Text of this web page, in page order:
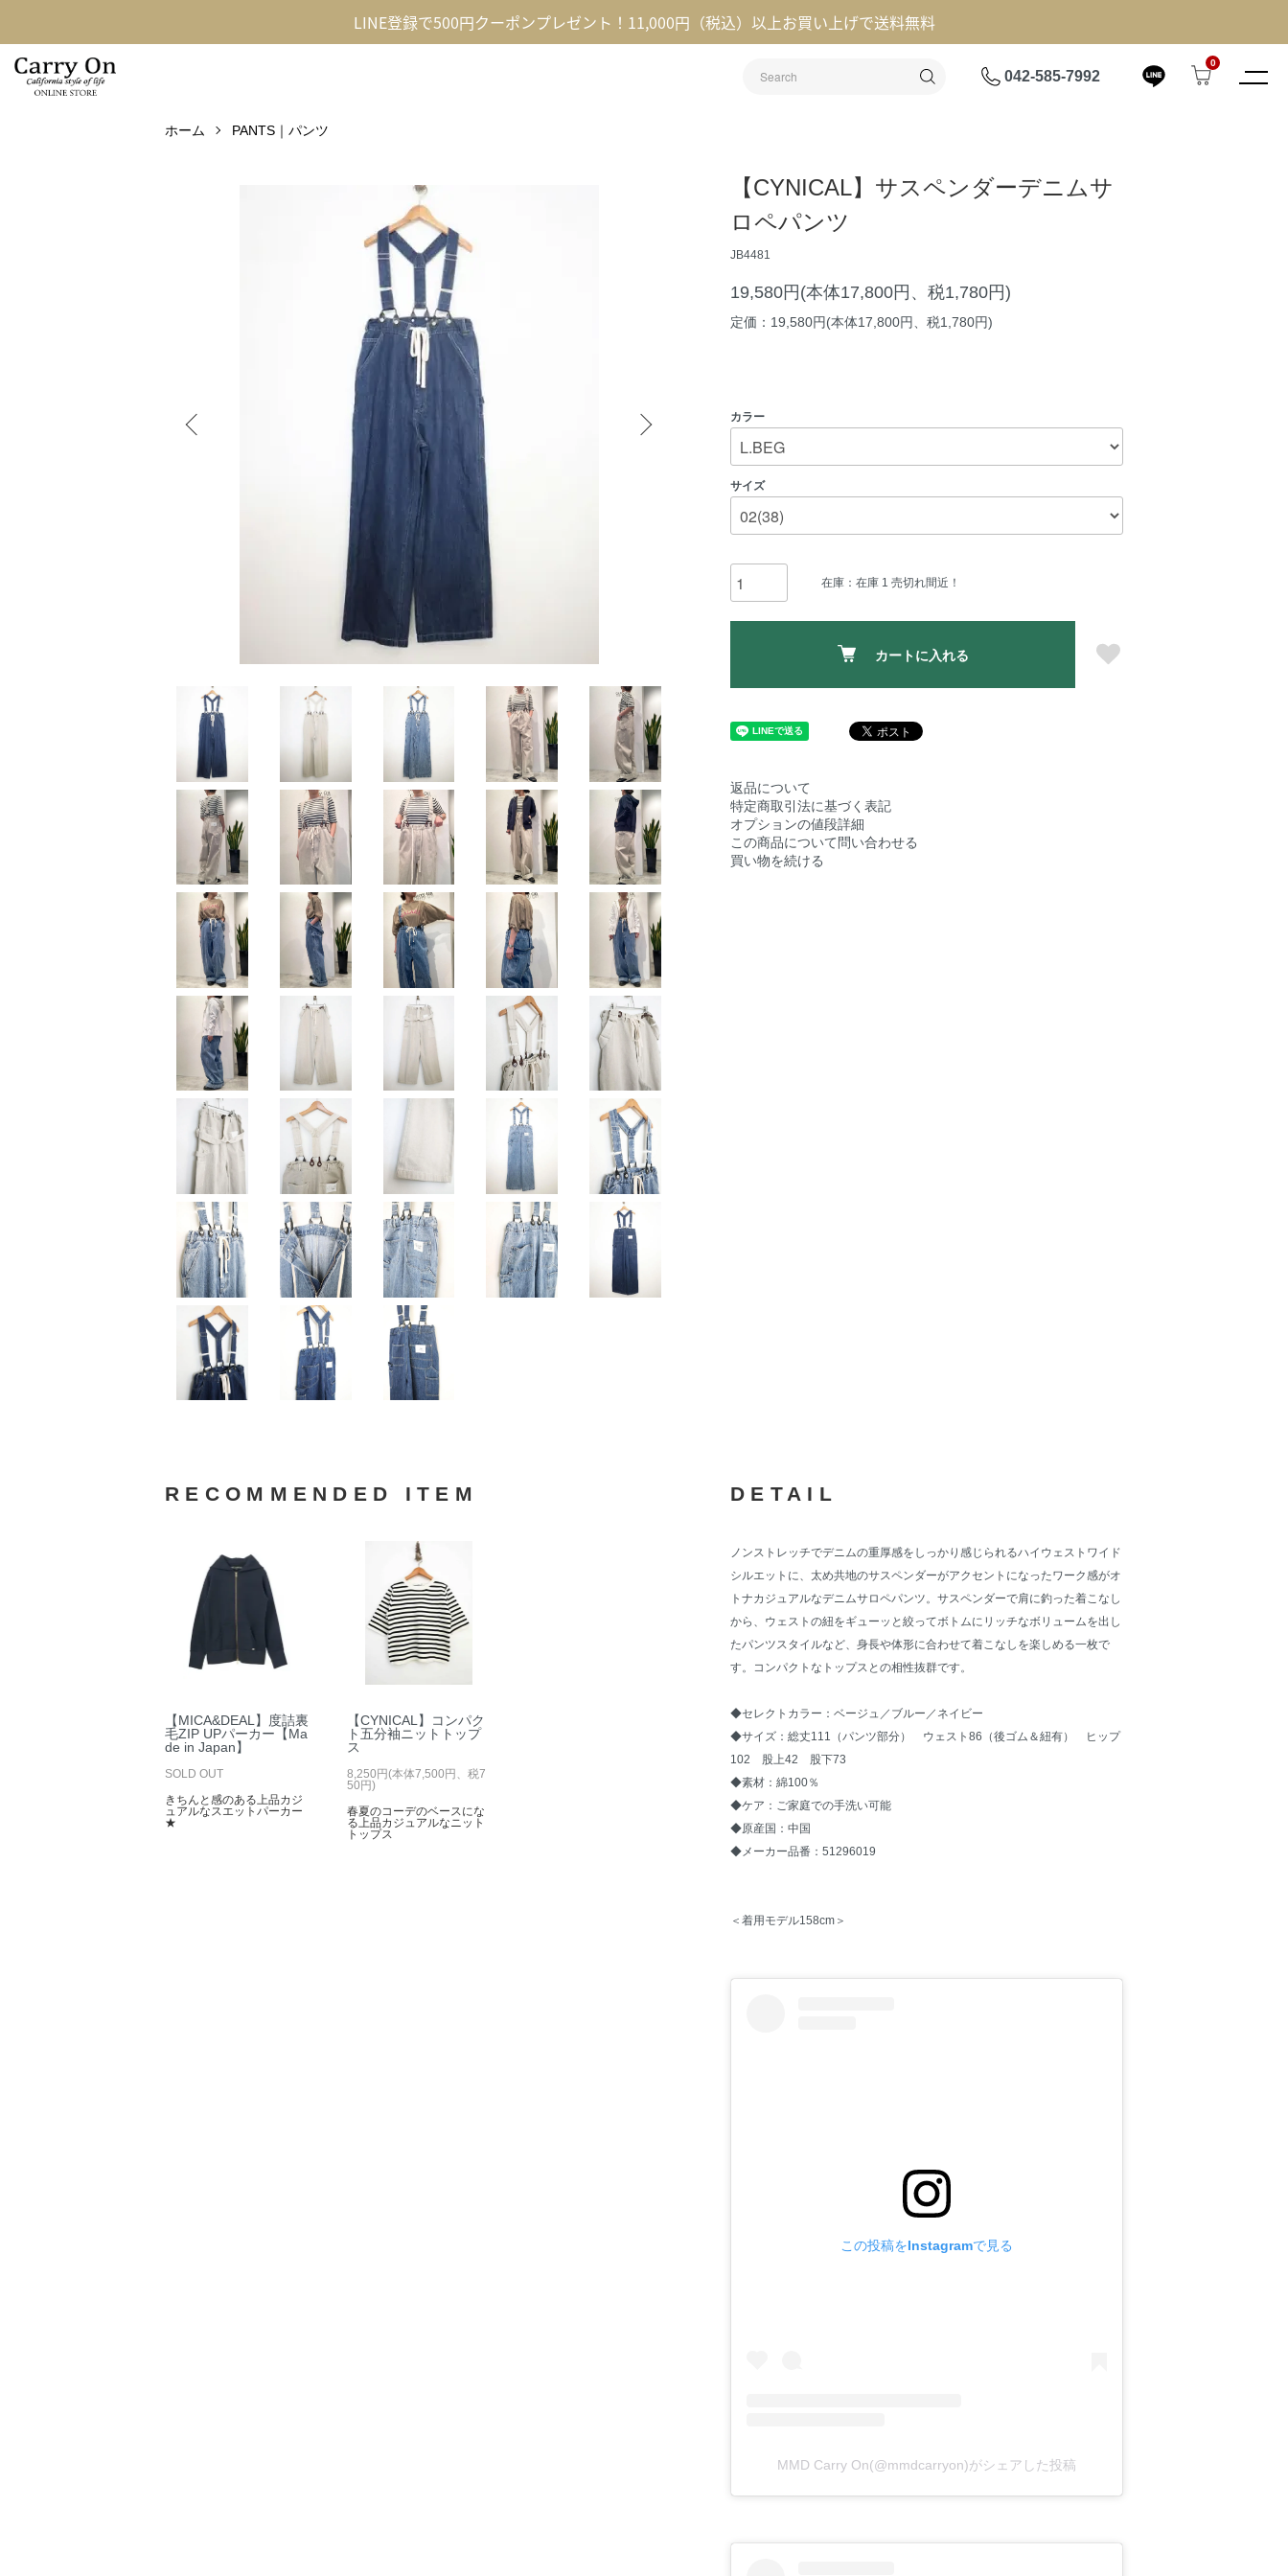
LINE登録で500円クーポンプレゼント！11,000円（税込）以上お買い上げで送料無料
042-585-7992
0
ホーム PANTS｜パンツ
【CYNICAL】サスペンダーデニムサ
ロペパンツ
JB4481
19,580円(本体17,800円、税1,780円)
定価：19,580円(本体17,800円、税1,780円)
カラー
サイズ
在庫：在庫 1 売切れ間近！
カートに入れる
返品について
特定商取引法に基づく表記
オプションの値段詳細
この商品について問い合わせる
買い物を続ける
DETAIL
ノンストレッチでデニムの重厚感をしっかり感じられるハイウェストワイド
シルエットに、太め共地のサスペンダーがアクセントになったワーク感がオ
トナカジュアルなデニムサロペパンツ。サスペンダーで肩に釣った着こなし
から、ウェストの紐をギューッと絞ってボトムにリッチなボリュームを出し
たパンツスタイルなど、身長や体形に合わせて着こなしを楽しめる一枚で
す。コンパクトなトップスとの相性抜群です。
◆セレクトカラー：ベージュ／ブルー／ネイビー
◆サイズ：総丈111（パンツ部分） ウェスト86（後ゴム＆紐有） ヒップ
102 股上42 股下73
◆素材：綿100％
◆ケア：ご家庭での手洗い可能
◆原産国：中国
◆メーカー品番：51296019
＜着用モデル158cm＞
この投稿をInstagramで見る
MMD Carry On(@mmdcarryon)がシェアした投稿
RECOMMENDED ITEM
【MICA&DEAL】度詰裏
毛ZIP UPパーカー【Ma
de in Japan】
SOLD OUT
きちんと感のある上品カジ
ュアルなスエットパーカー
★
【CYNICAL】コンパク
ト五分袖ニットトップ
ス
8,250円(本体7,500円、税7
50円)
春夏のコーデのベースにな
る上品カジュアルなニット
トップス